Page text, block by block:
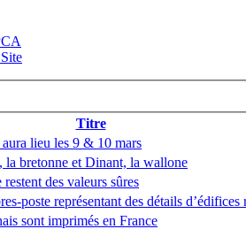
Titre
lieu les 9 & 10 mars
la bretonne et Dinant, la wallone
des valeurs sûres
poste représentant des détails d’édifices
sont imprimés en France